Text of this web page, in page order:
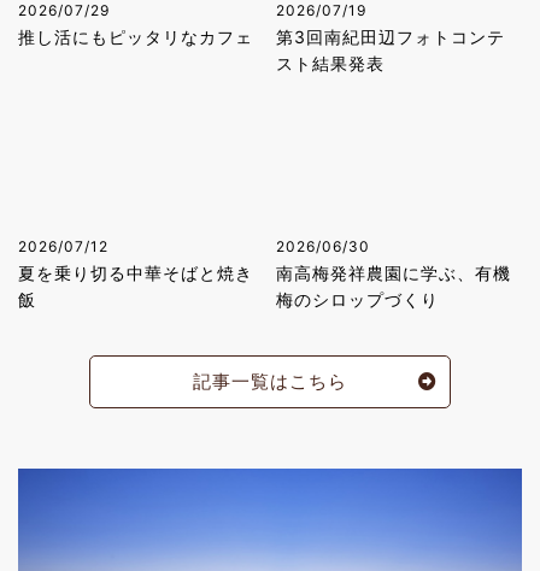
2026/07/29
推し活にもピッタリなカフェ
2026/07/19
第3回南紀田辺フォトコンテ
スト結果発表
2026/07/12
夏を乗り切る中華そばと焼き
飯
2026/06/30
南高梅発祥農園に学ぶ、有機
梅のシロップづくり
記事一覧はこちら